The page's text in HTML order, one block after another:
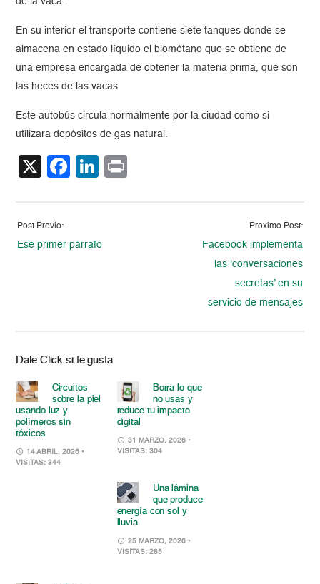
En su interior el transporte contiene siete tanques donde se
almacena en estado líquido el biométano que se obtiene de
una empresa encargada de obtener la materia prima, que son
las heces de las vacas.
Este autobús circula normalmente por la ciudad como si
utilizara depósitos de gas natural.
X Facebook
LinkedIn
Post Previo:
Ese primer párrafo
Proximo Post:
Facebook implementa
las ‘conversaciones
secretas’ en su
servicio de mensajes
Dale Click si te gusta
Circuitos
sobre la piel
usando luz y
polímeros sin
tóxicos
14 ABRIL, 2026 •
VISITAS: 344
Borra lo que
no usas y
reduce tu impacto
digital
31 MARZO, 2026 •
VISITAS: 304
Una lámina
que produce
energía con sol y
lluvia
25 MARZO, 2026 •
VISITAS: 285